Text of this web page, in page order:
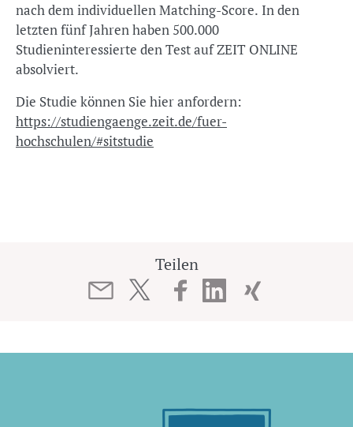
nach dem individuellen Matching-Score. In den
letzten fünf Jahren haben 500.000
Studieninteressierte den Test auf ZEIT ONLINE
absolviert.
Die Studie können Sie hier anfordern:
https://studiengaenge.zeit.de/fuer-
hochschulen/#sitstudie
Teilen